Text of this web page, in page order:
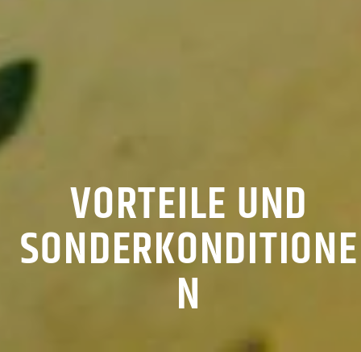
VORTEILE UND
SONDERKONDITIONE
N